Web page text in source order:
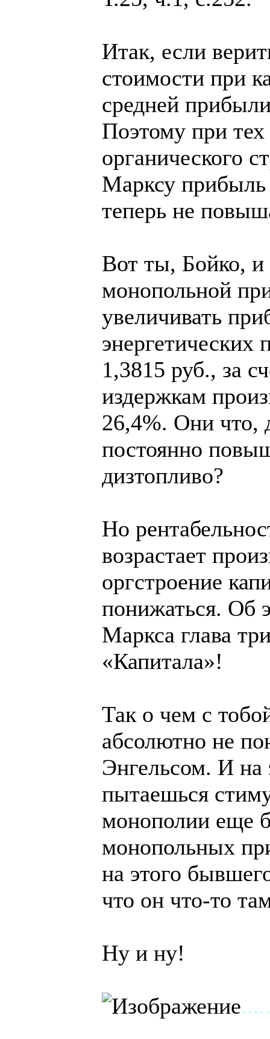
Итак, если
стоимости при
средней
Поэтому при
органического
Марксу прибыль
теперь не
Вот ты, Бойко, и
монопольной
увеличивать
энергетических
1,3815 руб., за
издержкам
26,4%. Они что,
постоянно
дизтопливо?
Но
возрастает
оргстроение
понижаться. Об
Маркса глава
«Капитала»!
Так о чем с
абсолютно не
Энгельсом. И на
пытаешься
монополии еще
монопольных
на этого
что он что-то
Ну и ну!